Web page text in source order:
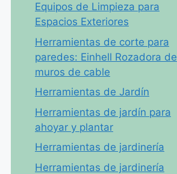
Equipos de Limpieza para
Espacios Exteriores
Herramientas de corte para
paredes: Einhell Rozadora de
muros de cable
Herramientas de Jardín
Herramientas de jardín para
ahoyar y plantar
Herramientas de jardinería
Herramientas de jardinería